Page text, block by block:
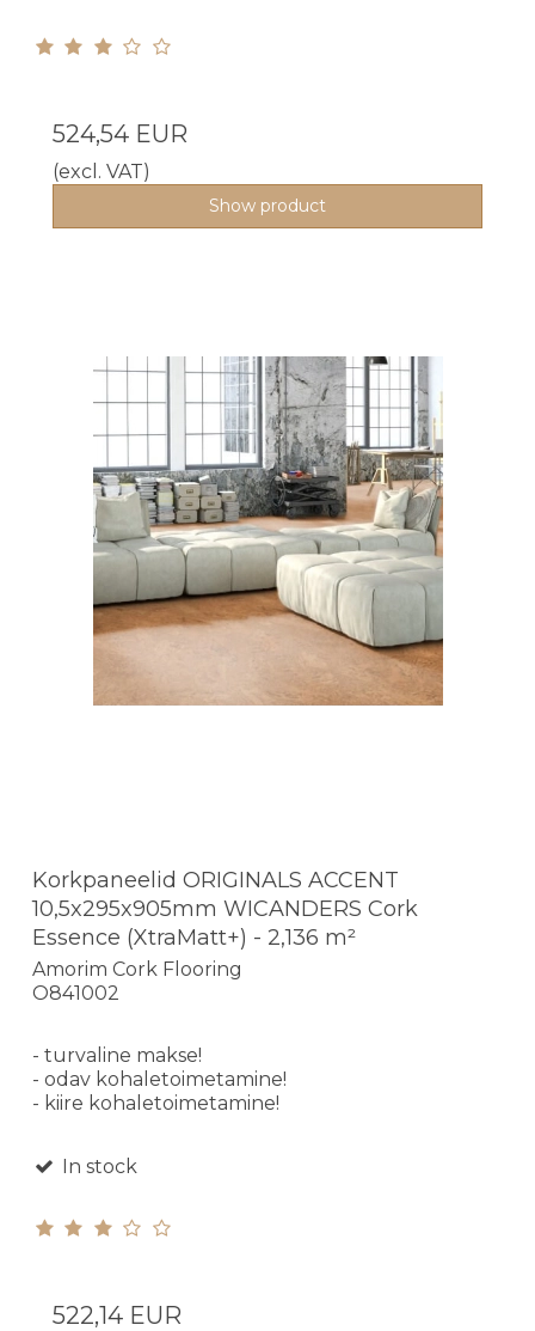
524,54 EUR
(excl. VAT)
Show product
Korkpaneelid ORIGINALS ACCENT
10,5x295x905mm WICANDERS Cork
Essence (XtraMatt+) - 2,136 m²
Amorim Cork Flooring
O841002
- turvaline makse!
- odav kohaletoimetamine!
- kiire kohaletoimetamine!
In stock
522,14 EUR